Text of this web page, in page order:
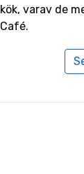
Meiringen-
kilometers
kök, varav de
Café.